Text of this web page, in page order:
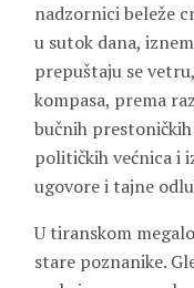
nadzornici beleže
u sutok dana,
prepuštaju se
kompasa, prema
bučnih
političkih većnica i
ugovore i tajne
U tiranskom
stare poznanike.